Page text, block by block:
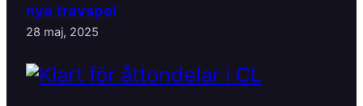
nya travspel
28 maj, 2025